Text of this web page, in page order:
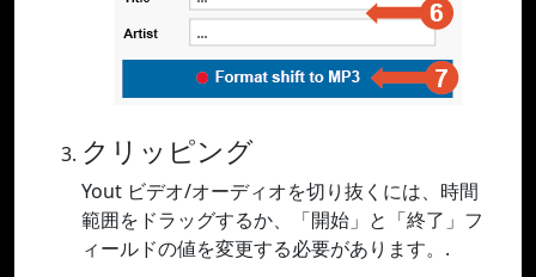
クリッピング
Yout ビデオ/オーディオを切り抜くには、時間
範囲をドラッグするか、「開始」と「終了」フ
ィールドの値を変更する必要があります。.